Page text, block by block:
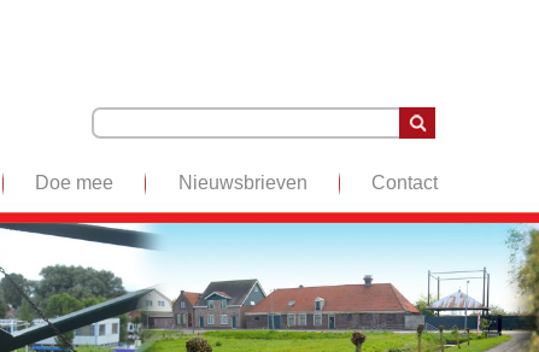
Doe mee Nieuwsbrieven Contact